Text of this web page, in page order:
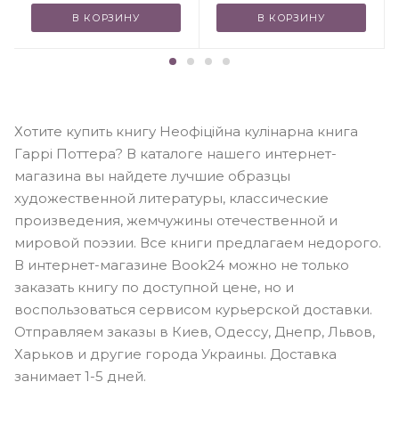
В КОРЗИНУ В КОРЗИНУ
Хотите купить книгу Неофіційна кулінарна книга
Гаррі Поттера? В каталоге нашего интернет-
магазина вы найдете лучшие образцы
художественной литературы, классические
произведения, жемчужины отечественной и
мировой поэзии. Все книги предлагаем недорого.
В интернет-магазине Book24 можно не только
заказать книгу по доступной цене, но и
воспользоваться сервисом курьерской доставки.
Отправляем заказы в Киев, Одессу, Днепр, Львов,
Харьков и другие города Украины. Доставка
занимает 1-5 дней.